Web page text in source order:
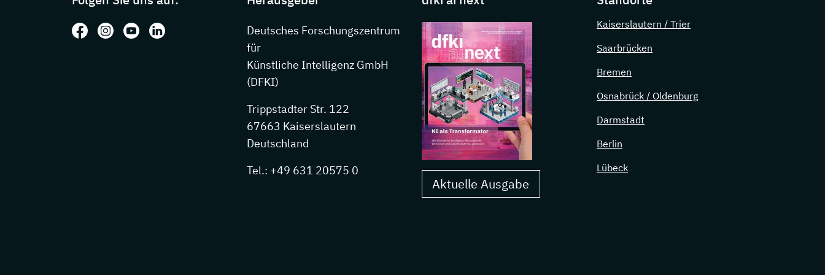
Folgen Sie uns auf: Facebook
Folgen Sie uns auf: Instagram
Folgen Sie uns auf: Youtube
Folgen Sie uns auf: LinkedInDeutsches Forschungszentrum
für
Künstliche Intelligenz GmbH
(DFKI)
Trippstadter Str. 122
67663 Kaiserslautern
Deutschland
Tel.: +49 631 20575 0
Aktuelle Ausgabe
Kaiserslautern / Trier
Saarbrücken
Bremen
Osnabrück / Oldenburg
Darmstadt
Berlin
Lübeck